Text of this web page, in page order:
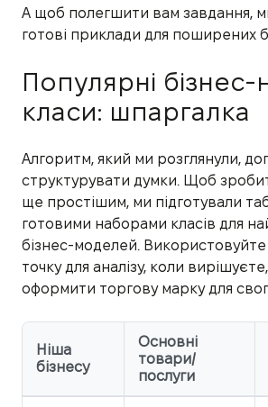
А щоб полегшити вам завдання,
готові приклади для поширених
Популярні бізнес-
класи: шпаргалка
Алгоритм, який ми розглянули,
структурувати думки. Щоб
ще простішим, ми підготували
готовими наборами класів для
бізнес-моделей. Використовуйте
точку для аналізу, коли
оформити торгову марку для
Ніша
бізнесу
Основні
товари/
послуги